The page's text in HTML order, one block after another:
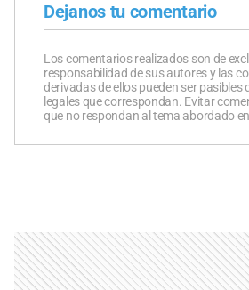
Dejanos tu comentario
Los comentarios realizados son de
responsabilidad de sus autores y las
derivadas de ellos pueden ser pasibles
legales que correspondan. Evitar
que no respondan al tema abordado